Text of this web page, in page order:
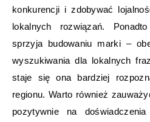
konkurencji i zdobywać
lokalnych rozwiązań.
sprzyja budowaniu marki –
wyszukiwania dla lokalnych
staje się ona bardziej
regionu. Warto również
pozytywnie na